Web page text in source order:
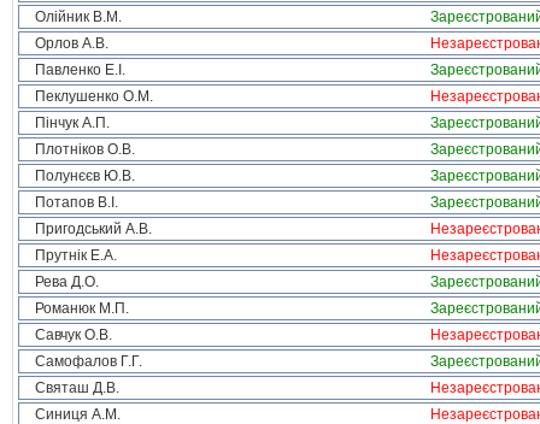
Олійник В.М.
Орлов А.В.
Павленко Е.І.
Пеклушенко О.М.
Пінчук А.П.
Плотніков О.В.
Полунєєв Ю.В.
Потапов В.І.
Пригодський А.В.
Прутнік Е.А.
Рева Д.О.
Романюк М.П.
Савчук О.В.
Самофалов Г.Г.
Святаш Д.В.
Синиця А.М.